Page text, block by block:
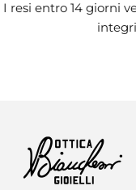
I resi entro 14 giorni